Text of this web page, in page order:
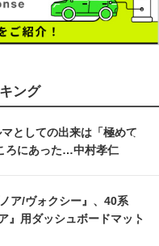
ング
としての出来は「極めて
ろにあった…中村孝仁
ア/ヴォクシー』、40系
』用ダッシュボードマット